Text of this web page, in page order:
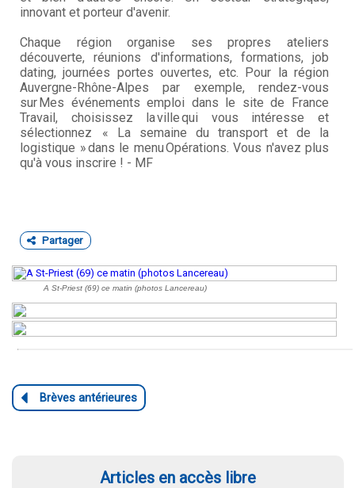
innovant et porteur d'avenir.
Chaque région organise ses propres ateliers
découverte, réunions d'informations, formations, job
dating, journées portes ouvertes, etc. Pour la région
Auvergne-Rhône-Alpes par exemple, rendez-vous
sur Mes événements emploi dans le site de France
Travail, choisissez la ville qui vous intéresse et
sélectionnez « La semaine du transport et de la
logistique » dans le menu Opérations. Vous n'avez plus
qu'à vous inscrire ! - MF
Partager
A St-Priest (69) ce matin (photos Lancereau)
Articles en accès libre